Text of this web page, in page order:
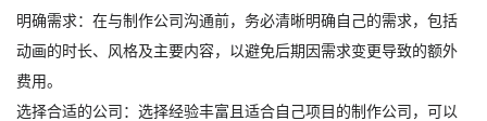
明确需求：在与制作公司沟通前，务必清晰明确自己的需求，包括
动画的时长、风格及主要内容，以避免后期因需求变更导致的额外
费用。
选择合适的公司：选择经验丰富且适合自己项目的制作公司，可以